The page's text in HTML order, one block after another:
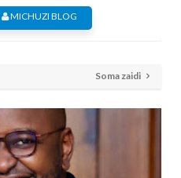
MICHUZI BLOG
Soma zaidi